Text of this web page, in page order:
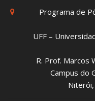
Programa de
UFF –
R. Prof. Marcos
Campus do